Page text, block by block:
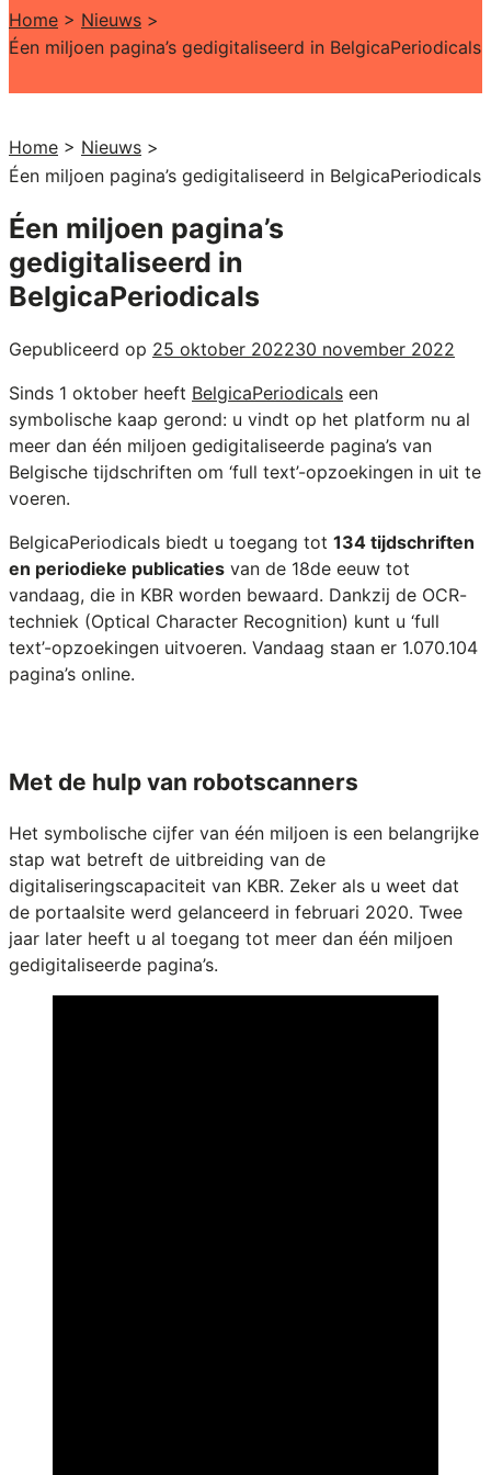
Home > Nieuws >
Éen miljoen pagina’s gedigitaliseerd in BelgicaPeriodicals
Home > Nieuws >
Éen miljoen pagina’s gedigitaliseerd in BelgicaPeriodicals
Éen miljoen pagina’s
gedigitaliseerd in
BelgicaPeriodicals
Gepubliceerd op 25 oktober 202230 november 2022
Sinds 1 oktober heeft BelgicaPeriodicals een
symbolische kaap gerond: u vindt op het platform nu al
meer dan één miljoen gedigitaliseerde pagina’s van
Belgische tijdschriften om ‘full text’-opzoekingen in uit te
voeren.
BelgicaPeriodicals biedt u toegang tot 134 tijdschriften
en periodieke publicaties van de 18de eeuw tot
vandaag, die in KBR worden bewaard. Dankzij de OCR-
techniek (Optical Character Recognition) kunt u ‘full
text’-opzoekingen uitvoeren. Vandaag staan er 1.070.104
pagina’s online.
Met de hulp van robotscanners
Het symbolische cijfer van één miljoen is een belangrijke
stap wat betreft de uitbreiding van de
digitaliseringscapaciteit van KBR. Zeker als u weet dat
de portaalsite werd gelanceerd in februari 2020. Twee
jaar later heeft u al toegang tot meer dan één miljoen
gedigitaliseerde pagina’s.